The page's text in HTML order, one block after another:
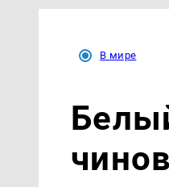
В мире